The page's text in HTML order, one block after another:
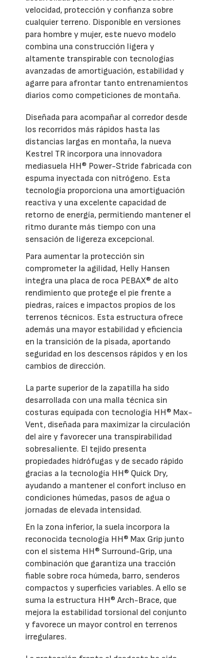
velocidad, protección y confianza sobre
cualquier terreno. Disponible en versiones
para hombre y mujer, este nuevo modelo
combina una construcción ligera y
altamente transpirable con tecnologías
avanzadas de amortiguación, estabilidad y
agarre para afrontar tanto entrenamientos
diarios como competiciones de montaña.
Diseñada para acompañar al corredor desde
los recorridos más rápidos hasta las
distancias largas en montaña, la nueva
Kestrel TR incorpora una innovadora
mediasuela HH® Power-Stride fabricada con
espuma inyectada con nitrógeno. Esta
tecnología proporciona una amortiguación
reactiva y una excelente capacidad de
retorno de energía, permitiendo mantener el
ritmo durante más tiempo con una
sensación de ligereza excepcional.
Para aumentar la protección sin
comprometer la agilidad, Helly Hansen
integra una placa de roca PEBAX® de alto
rendimiento que protege el pie frente a
piedras, raíces e impactos propios de los
terrenos técnicos. Esta estructura ofrece
además una mayor estabilidad y eficiencia
en la transición de la pisada, aportando
seguridad en los descensos rápidos y en los
cambios de dirección.
La parte superior de la zapatilla ha sido
desarrollada con una malla técnica sin
costuras equipada con tecnología HH® Max-
Vent, diseñada para maximizar la circulación
del aire y favorecer una transpirabilidad
sobresaliente. El tejido presenta
propiedades hidrófugas y de secado rápido
gracias a la tecnología HH® Quick Dry,
ayudando a mantener el confort incluso en
condiciones húmedas, pasos de agua o
jornadas de elevada intensidad.
En la zona inferior, la suela incorpora la
reconocida tecnología HH® Max Grip junto
con el sistema HH® Surround-Grip, una
combinación que garantiza una tracción
fiable sobre roca húmeda, barro, senderos
compactos y superficies variables. A ello se
suma la estructura HH® Arch-Brace, que
mejora la estabilidad torsional del conjunto
y favorece un mayor control en terrenos
irregulares.